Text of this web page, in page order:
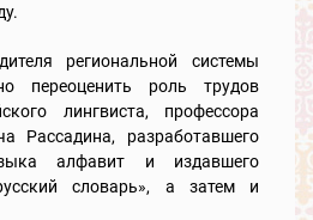
региональной системы
переоценить роль трудов
лингвиста, профессора
Рассадина, разработавшего
алфавит и издавшего
русский словарь», а затем и